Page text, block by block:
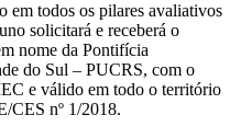
em todos os pilares avaliativos
solicitará e receberá o
nome da Pontifícia
do Sul – PUCRS, com o
e válido em todo o território
CES nº 1/2018.